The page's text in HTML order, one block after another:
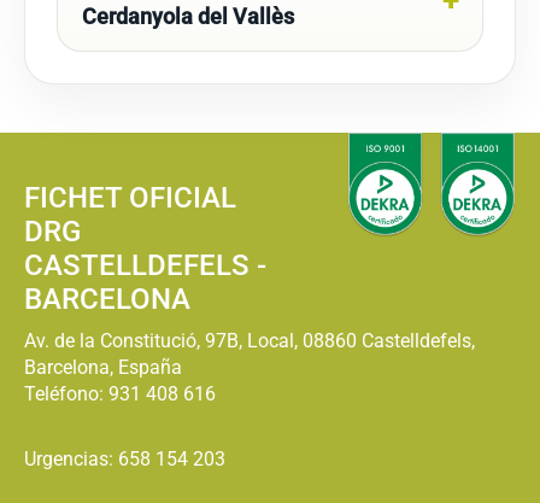
Cerdanyola del Vallès
FICHET OFICIAL
DRG
CASTELLDEFELS -
BARCELONA
Av. de la Constitució, 97B, Local, 08860 Castelldefels,
Barcelona, España
Teléfono: 931 408 616
Urgencias: 658 154 203